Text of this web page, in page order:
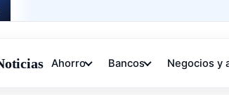
Ahorro Bancos Negocios y